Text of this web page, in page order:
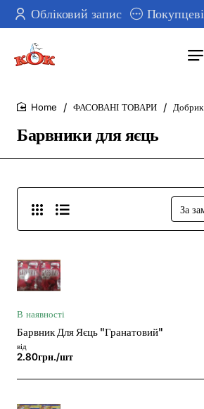
Обліковий запис Покупцеві
Барвники для яєць
ФАСОВАНІ ТОВАРИ Добрик
В наявності
Барвник Для Яєць "Гранатовий"
від
2.80грн./шт